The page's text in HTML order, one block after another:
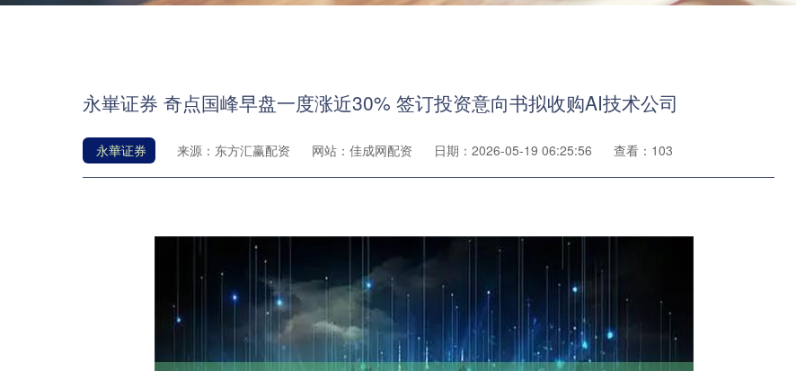
永崋证券 奇点国峰早盘一度涨近30% 签订投资意向书拟收购AI技术公司
永華证券 来源：东方汇赢配资 网站：佳成网配资 日期：2026-05-19 06:25:56 查看：103